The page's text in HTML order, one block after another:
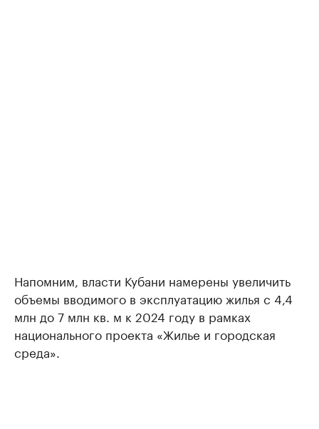
Напомним, власти Кубани намерены увеличить
объемы вводимого в эксплуатацию жилья с 4,4
млн до 7 млн кв. м к 2024 году в рамках
национального проекта «Жилье и городская
среда».